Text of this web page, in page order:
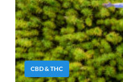
CBD & THC